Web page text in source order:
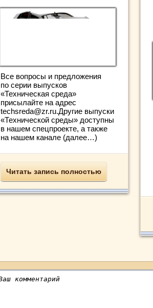
Все вопросы и предложения
по серии выпусков
«Техническая среда»
присылайте на адрес
techsreda@zr.ru.Другие выпуски
«Технической среды» доступны
в нашем спецпроекте, а также
на нашем канале (далее…)
Читать запись полностью